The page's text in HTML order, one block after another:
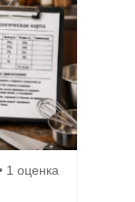
1 оценка